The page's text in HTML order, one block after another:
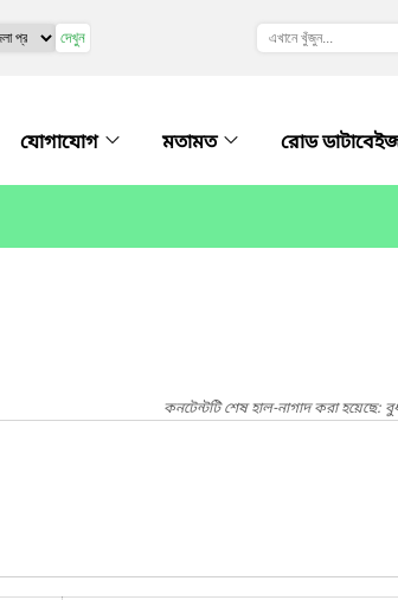
দেখুন
যোগাযোগ মতামত রোড
কনটেন্টটি শেষ হাল-নাগাদ করা